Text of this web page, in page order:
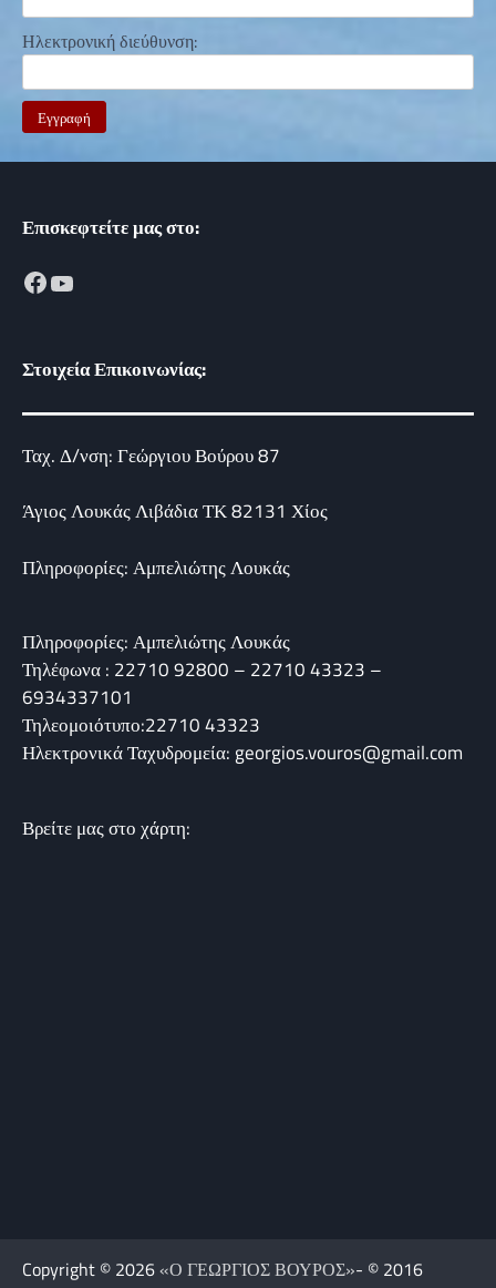
Ηλεκτρονική διεύθυνση:
Επισκεφτείτε μας στο:
Facebook
YouTube
Στοιχεία Επικοινωνίας:
Ταχ. Δ/νση: Γεώργιου Βούρου 87
Άγιος Λουκάς Λιβάδια ΤΚ 82131 Χίος
Πληροφορίες: Αμπελιώτης Λουκάς
Πληροφορίες: Αμπελιώτης Λουκάς
Τηλέφωνα : 22710 92800 – 22710 43323 –
6934337101
Τηλεομοιότυπο:22710 43323
Ηλεκτρονικά Ταχυδρομεία: georgios.vouros@gmail.com
Βρείτε μας στο χάρτη:
Copyright © 2026«Ο ΓΕΩΡΓΙΟΣ ΒΟΥΡΟΣ»- © 2016